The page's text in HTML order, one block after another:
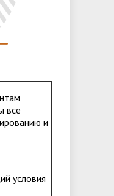
все
и
условия